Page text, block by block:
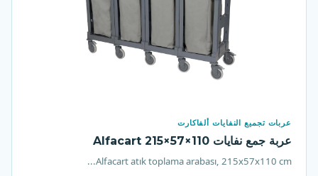
عربات تجميع النفايات ألفاكارت
عربة جمع نفايات Alfacart 215×57×110
Alfacart atık toplama arabası, 215x57x110 cm...